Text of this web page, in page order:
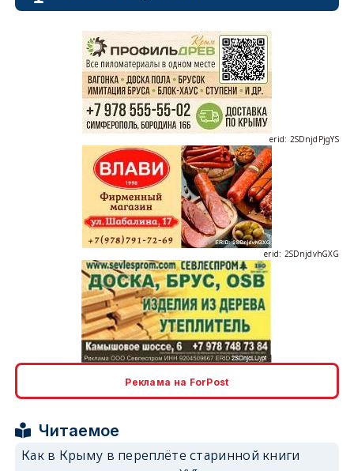
erid: 2SDnjcrDNw6
erid: 2SDnjdvhGXG
erid: 2SDnjcLUypt
Реклама на ForPost
Читаемое
Как в Крыму в переплёте старинной книги